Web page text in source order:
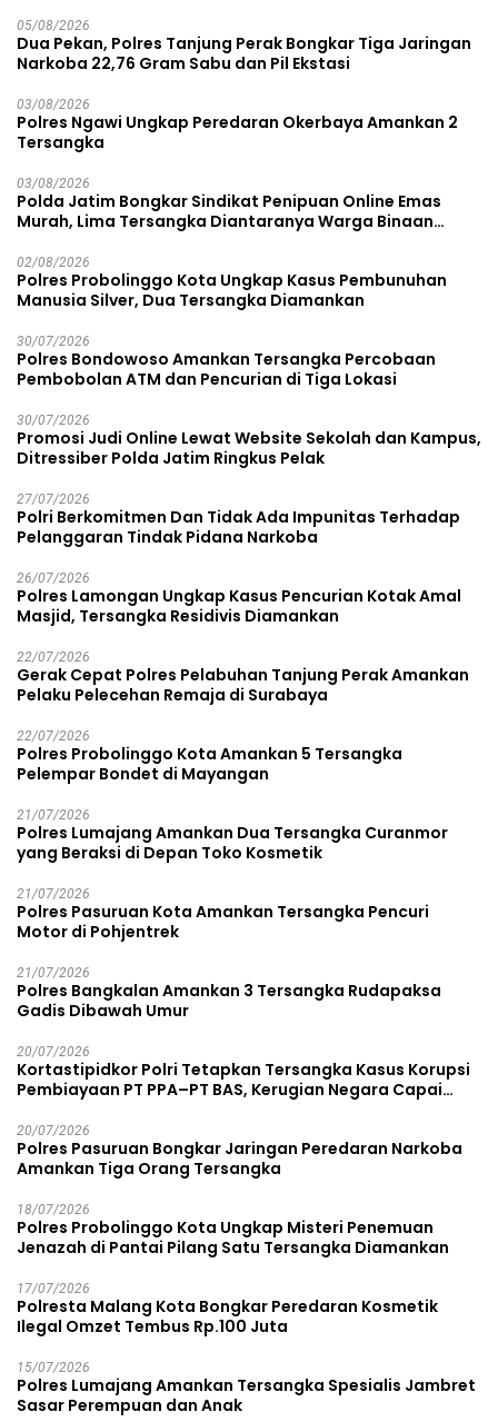
05/08/2026
Dua Pekan, Polres Tanjung Perak Bongkar Tiga Jaringan
Narkoba 22,76 Gram Sabu dan Pil Ekstasi
03/08/2026
Polres Ngawi Ungkap Peredaran Okerbaya Amankan 2
Tersangka
03/08/2026
Polda Jatim Bongkar Sindikat Penipuan Online Emas
Murah, Lima Tersangka Diantaranya Warga Binaan
02/08/2026
Polres Probolinggo Kota Ungkap Kasus Pembunuhan
Manusia Silver, Dua Tersangka Diamankan
30/07/2026
Polres Bondowoso Amankan Tersangka Percobaan
Pembobolan ATM dan Pencurian di Tiga Lokasi
30/07/2026
Promosi Judi Online Lewat Website Sekolah dan Kampus,
Ditressiber Polda Jatim Ringkus Pelak
27/07/2026
Polri Berkomitmen Dan Tidak Ada Impunitas Terhadap
Pelanggaran Tindak Pidana Narkoba
26/07/2026
Polres Lamongan Ungkap Kasus Pencurian Kotak Amal
Masjid, Tersangka Residivis Diamankan
22/07/2026
Gerak Cepat Polres Pelabuhan Tanjung Perak Amankan
Pelaku Pelecehan Remaja di Surabaya
22/07/2026
Polres Probolinggo Kota Amankan 5 Tersangka
Pelempar Bondet di Mayangan
21/07/2026
Polres Lumajang Amankan Dua Tersangka Curanmor
yang Beraksi di Depan Toko Kosmetik
21/07/2026
Polres Pasuruan Kota Amankan Tersangka Pencuri
Motor di Pohjentrek
21/07/2026
Polres Bangkalan Amankan 3 Tersangka Rudapaksa
Gadis Dibawah Umur
20/07/2026
Kortastipidkor Polri Tetapkan Tersangka Kasus Korupsi
Pembiayaan PT PPA–PT BAS, Kerugian Negara Capai
20/07/2026
Polres Pasuruan Bongkar Jaringan Peredaran Narkoba
Amankan Tiga Orang Tersangka
18/07/2026
Polres Probolinggo Kota Ungkap Misteri Penemuan
Jenazah di Pantai Pilang Satu Tersangka Diamankan
17/07/2026
Polresta Malang Kota Bongkar Peredaran Kosmetik
Ilegal Omzet Tembus Rp.100 Juta
15/07/2026
Polres Lumajang Amankan Tersangka Spesialis Jambret
Sasar Perempuan dan Anak